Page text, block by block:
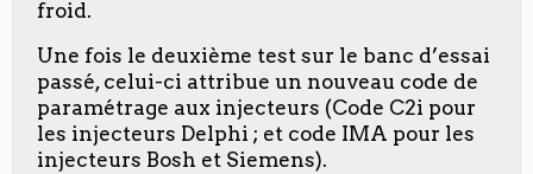
froid.
Une fois le deuxième test sur le banc d’essai
passé, celui-ci attribue un nouveau code de
paramétrage aux injecteurs (Code C2i pour
les injecteurs Delphi ; et code IMA pour les
injecteurs Bosh et Siemens).